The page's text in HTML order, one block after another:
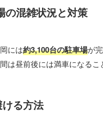
の混雑状況と対策
には約3,100台の駐車場が
は昼前後には満車になるこ
る方法